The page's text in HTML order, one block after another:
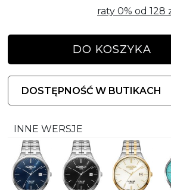
raty 0% od 128
DO KOSZYKA
DOSTĘPNOŚĆ W BUTIKACH
INNE WERSJE